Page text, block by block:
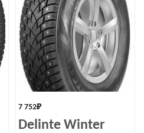
7 752₽
Delinte Winter